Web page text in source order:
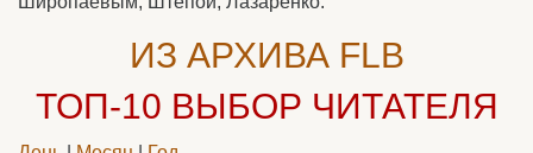
ИЗ АРХИВА FLB
ТОП-10 ВЫБОР ЧИТАТЕЛЯ